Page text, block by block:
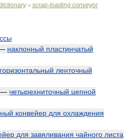
> scrap-loading conveyor
наклонный пластинчатый
горизонтальный ленточный
— четырехниточный цепной
конвейер для охлаждения
для завяливания чайного листа